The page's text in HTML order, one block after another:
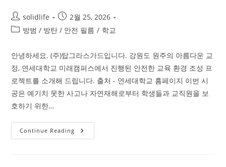
solidlife
2월 25, 2026
방범 / 방탄 / 안전 필름 / 학교
안녕하세요. (주)탑그라스가드입니다. 강원도 원주의 아름다운 교
정, 연세대학교 미래캠퍼스에서 진행된 안전한 교육 환경 조성 프
로젝트를 소개해 드립니다. 출처 - 연세대학교 홈페이지 이번 시
공은 예기치 못한 사고나 자연재해로부터 학생들과 교직원을 보
호하기 위한…
Continue Reading